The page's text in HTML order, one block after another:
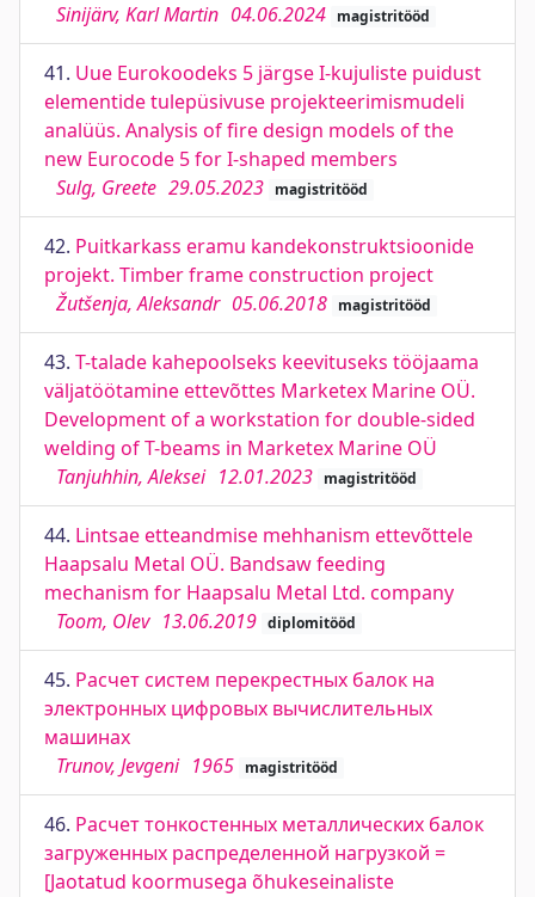
Sinijärv, Karl Martin 04.06.2024 magistritööd
41. Uue Eurokoodeks 5 järgse I-kujuliste puidust
elementide tulepüsivuse projekteerimismudeli
analüüs. Analysis of fire design models of the
new Eurocode 5 for I-shaped members
Sulg, Greete 29.05.2023 magistritööd
42. Puitkarkass eramu kandekonstruktsioonide
projekt. Timber frame construction project
Žutšenja, Aleksandr 05.06.2018 magistritööd
43. T-talade kahepoolseks keevituseks tööjaama
väljatöötamine ettevõttes Marketex Marine OÜ.
Development of a workstation for double-sided
welding of T-beams in Marketex Marine OÜ
Tanjuhhin, Aleksei 12.01.2023 magistritööd
44. Lintsae etteandmise mehhanism ettevõttele
Haapsalu Metal OÜ. Bandsaw feeding
mechanism for Haapsalu Metal Ltd. company
Toom, Olev 13.06.2019 diplomitööd
45. Расчет систем перекрестных балок на
электронных цифровых вычислительных
машинах
Trunov, Jevgeni 1965 magistritööd
46. Расчет тонкостенных металлических балок
загруженных распределенной нагрузкой =
[Jaotatud koormusega õhukeseinaliste